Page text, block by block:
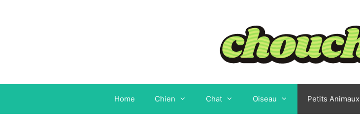
Home Chien Chat Oiseau Petits Animaux